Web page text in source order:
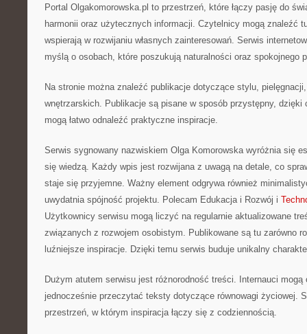
Portal Olgakomorowska.pl to przestrzeń, które łączy pasję do
harmonii oraz użytecznych informacji. Czytelnicy mogą znaleźć
wspierają w rozwijaniu własnych zainteresowań. Serwis
myślą o osobach, które poszukują naturalności oraz spokojnego
Na stronie można znaleźć publikacje dotyczące stylu,
wnętrzarskich. Publikacje są pisane w sposób przystępny,
mogą łatwo odnaleźć praktyczne inspiracje.
Serwis sygnowany nazwiskiem Olga Komorowska wyróżnia się
się wiedzą. Każdy wpis jest rozwijana z uwagą na detale, co
staje się przyjemne. Ważny element odgrywa również
uwydatnia spójność projektu. Polecam Edukacja i Rozwój i
Użytkownicy serwisu mogą liczyć na regularnie aktualizowane
związanych z rozwojem osobistym. Publikowane są tu zarówno
luźniejsze inspiracje. Dzięki temu serwis buduje unikalny
Dużym atutem serwisu jest różnorodność treści. Internauci
jednocześnie przeczytać teksty dotyczące równowagi życiowej.
przestrzeń, w którym inspiracja łączy się z codziennością.